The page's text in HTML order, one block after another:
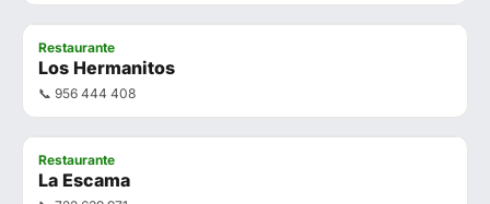
Restaurante
Los Hermanitos
📞 956 444 408
Restaurante
La Escama